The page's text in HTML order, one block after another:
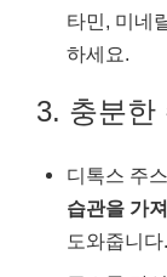
타민, 미네
하세요.
3. 충분한
디톡스 주
습관을 가
도와줍니다.